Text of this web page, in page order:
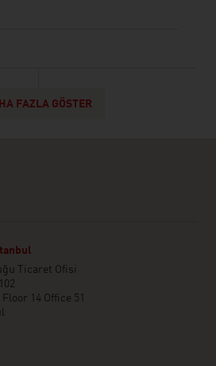
FAZLA GÖSTER
Ticaret Ofisi
14 Office 51